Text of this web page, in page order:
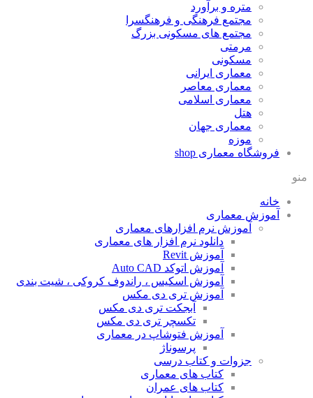
متره و برآورد
مجتمع فرهنگی و فرهنگسرا
مجتمع های مسکونی بزرگ
مرمتی
مسکونی
معماری ایرانی
معماری معاصر
معماری اسلامی
هتل
معماری جهان
موزه
فروشگاه معماری shop
منو
خانه
آموزش معماری
آموزش نرم افزارهای معماری
دانلود نرم افزار های معماری
آموزش Revit
آموزش اتوکد Auto CAD
آموزش اسکیس ، راندوف کروکی ، شیت بندی
آموزش تری دی مکس
آبجکت تری دی مکس
تکسچر تری دی مکس
آموزش فتوشاپ در معماری
پرسوناژ
جزوات و کتاب درسی
کتاب های معماری
کتاب های عمران